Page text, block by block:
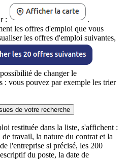
:
.
les offres d'emploi que vous
les offres d'emploi suivantes,
de changer le
: vous pouvez par exemple les trier
de votre recherche
restituée dans la liste, s'affichent :
travail, la nature du contrat et la
l'entreprise si précisé, les 200
du poste, la date de